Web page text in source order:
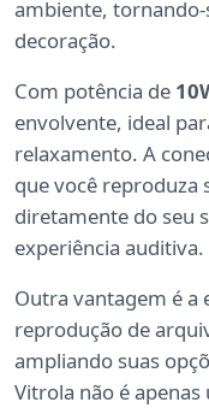
ambiente,
decoração.
Com potência de
envolvente, ideal
relaxamento. A
que você reproduza
diretamente do seu
experiência auditiva.
Outra vantagem é a
reprodução de
ampliando suas
Vitrola não é